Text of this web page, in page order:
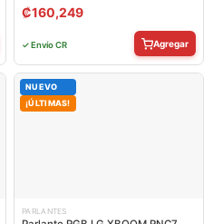
₡160,249
✓ Envío CR Agregar
NUEVO
¡ÚLTIMAS!
PARLANTES